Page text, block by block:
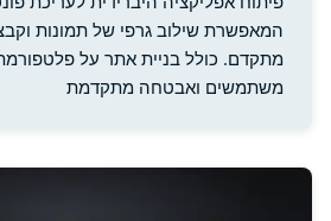
המאפשרת שילוב גרפי של תמונות
משתמשים ואבטחה מתקדמת